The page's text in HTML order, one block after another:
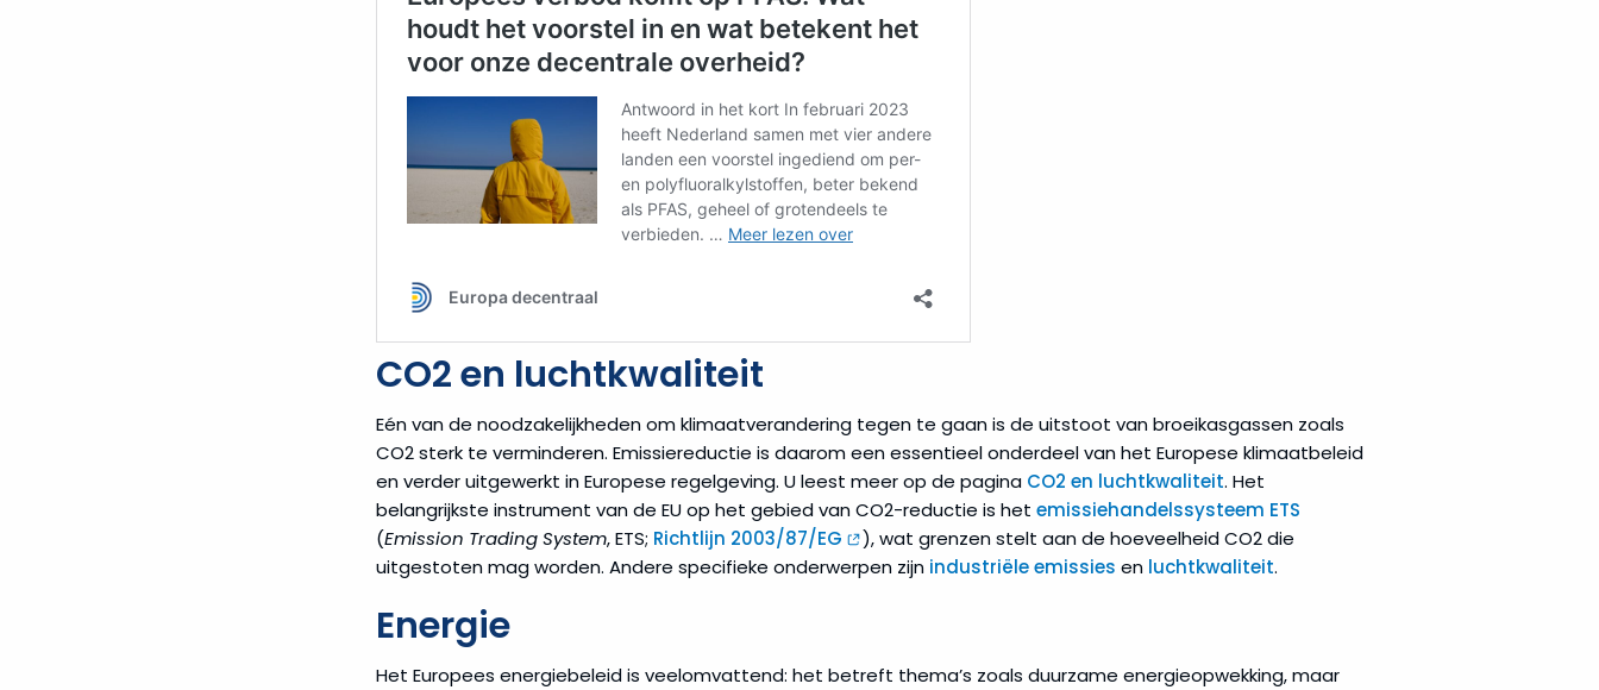
CO2 en luchtkwaliteit
Eén van de noodzakelijkheden om klimaatverandering tegen te gaan is de uitstoot van broeikasgassen zoals
CO2 sterk te verminderen. Emissiereductie is daarom een essentieel onderdeel van het Europese klimaatbeleid
en verder uitgewerkt in Europese regelgeving. U leest meer op de pagina CO2 en luchtkwaliteit. Het
belangrijkste instrument van de EU op het gebied van CO2-reductie is het emissiehandelssysteem ETS
(Emission Trading System, ETS; Richtlijn 2003/87/EG
), wat grenzen stelt aan de hoeveelheid CO2 die
uitgestoten mag worden. Andere specifieke onderwerpen zijn industriële emissies en luchtkwaliteit.
Energie
Het Europees energiebeleid is veelomvattend: het betreft thema’s zoals duurzame energieopwekking, maar